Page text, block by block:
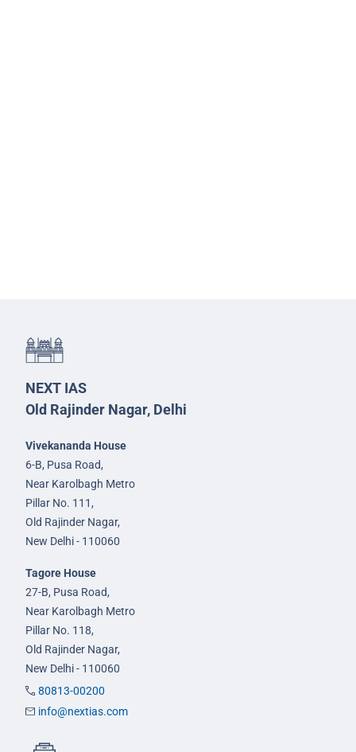
NEXT IAS
Old Rajinder Nagar, Delhi
Vivekananda House
6-B, Pusa Road,
Near Karolbagh Metro
Pillar No. 111,
Old Rajinder Nagar,
New Delhi - 110060
Tagore House
27-B, Pusa Road,
Near Karolbagh Metro
Pillar No. 118,
Old Rajinder Nagar,
New Delhi - 110060
80813-00200
info@nextias.com